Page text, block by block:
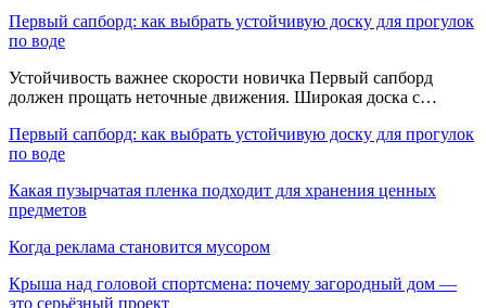
Первый сапборд: как выбрать устойчивую доску для прогулок
по воде
Устойчивость важнее скорости новичка Первый сапборд
должен прощать неточные движения. Широкая доска с…
Первый сапборд: как выбрать устойчивую доску для прогулок
по воде
Какая пузырчатая пленка подходит для хранения ценных
предметов
Когда реклама становится мусором
Крыша над головой спортсмена: почему загородный дом —
это серьёзный проект